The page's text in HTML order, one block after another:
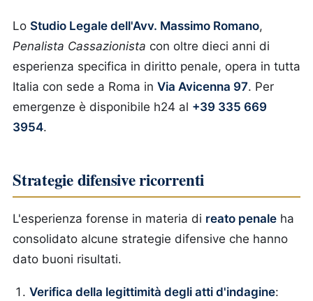
Lo Studio Legale dell'Avv. Massimo Romano,
Penalista Cassazionista con oltre dieci anni di
esperienza specifica in diritto penale, opera in tutta
Italia con sede a Roma in Via Avicenna 97. Per
emergenze è disponibile h24 al +39 335 669
3954.
Strategie difensive ricorrenti
L'esperienza forense in materia di reato penale ha
consolidato alcune strategie difensive che hanno
dato buoni risultati.
Verifica della legittimità degli atti d'indagine: